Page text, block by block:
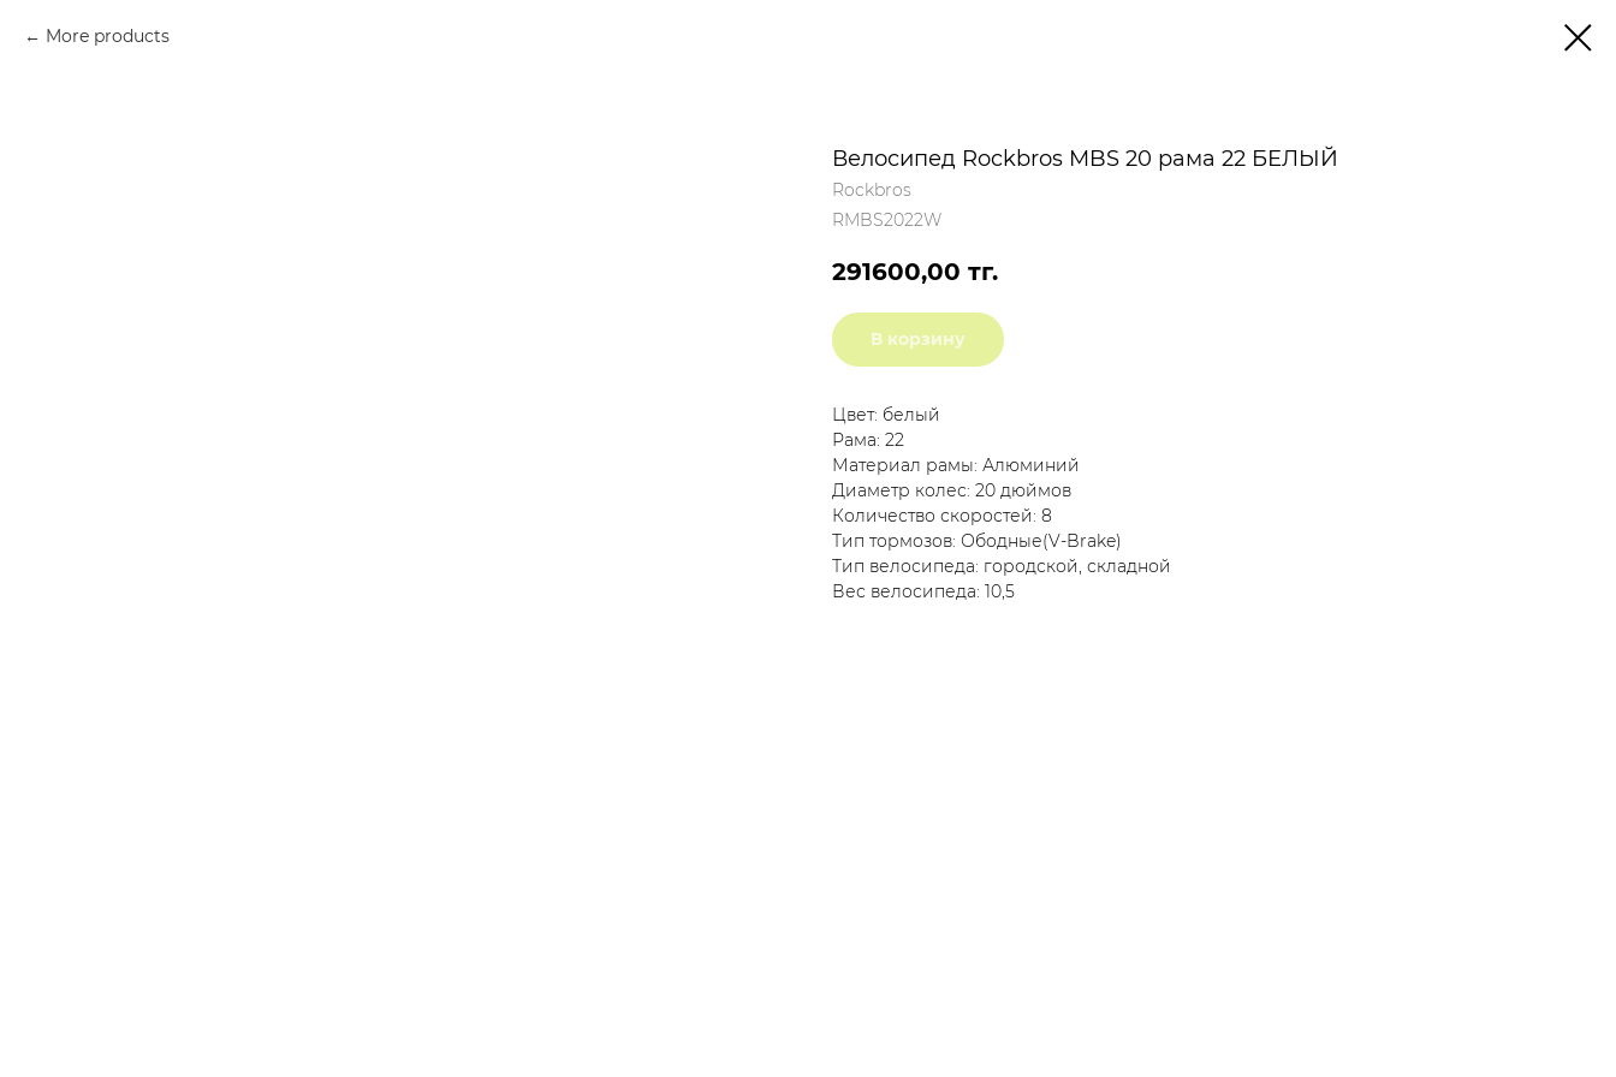
More products
Велосипед Rockbros MBS 20 рама 22 БЕЛЫЙ
Rockbros
RMBS2022W
291600,00 тг.
В корзину
Цвет: белый
Рама: 22
Материал рамы: Алюминий
Диаметр колес: 20 дюймов
Количество скоростей: 8
Тип тормозов: Ободные(V-Brake)
Тип велосипеда: городской, складной
Вес велосипеда: 10,5